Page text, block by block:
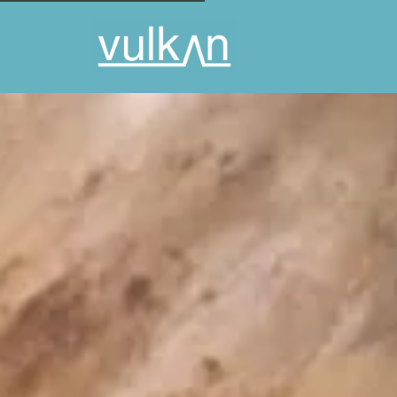
ISLÄNDSKA HÖGLANDET
INGRESS I RESAN INGÅR